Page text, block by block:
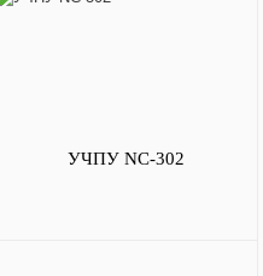
УЧПУ NC-302